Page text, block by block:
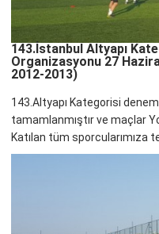
143.İstanbul Altyapı
Organizasyonu 27
2012-2013)
143.Altyapı Kategorisi
tamamlanmıştır ve maçlar
Katılan tüm sporcularımıza